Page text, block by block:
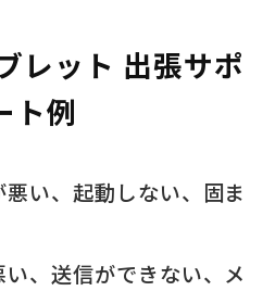
レット 出張サポ
ト例
い、起動しない、固ま
、送信ができない、メ